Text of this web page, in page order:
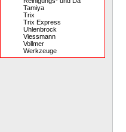
Tamiya
Trix
Trix Express
Uhlenbrock
Viessmann
Vollmer
Werkzeuge